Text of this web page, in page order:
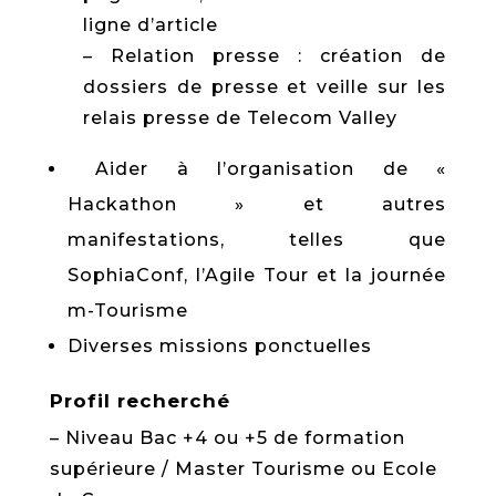
ligne d’article
– Relation presse : création de
dossiers de presse et veille sur les
relais presse de Telecom Valley
Aider à l’organisation de «
Hackathon » et autres
manifestations, telles que
SophiaConf, l’Agile Tour et la journée
m-Tourisme
Diverses missions ponctuelles
Profil recherché
– Niveau Bac +4 ou +5 de formation
supérieure / Master Tourisme ou Ecole